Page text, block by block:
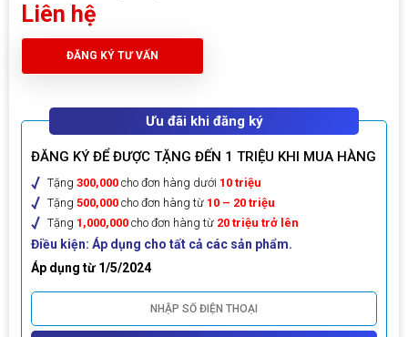
Liên hệ
ĐĂNG KÝ TƯ VẤN
Ưu đãi khi đăng ký
ĐĂNG KÝ ĐỂ ĐƯỢC TẶNG ĐẾN 1 TRIỆU KHI MUA HÀNG
Tặng 300,000 cho đơn hàng dưới 10 triệu
Tặng 500,000 cho đơn hàng từ 10 – 20 triệu
Tặng 1,000,000 cho đơn hàng từ 20 triệu trở lên
Điều kiện: Áp dụng cho tất cả các sản phẩm.
Áp dụng từ 1/5/2024